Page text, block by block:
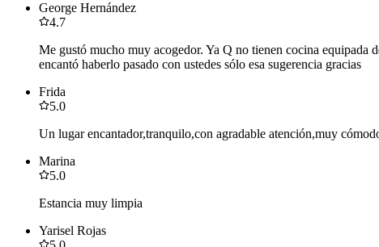
George Hernández
4.7
Me gustó mucho muy acogedor. Ya Q no tienen cocina equipada
encantó haberlo pasado con ustedes sólo esa sugerencia gracias
Frida
5.0
Un lugar encantador,tranquilo,con agradable atención,muy
Marina
5.0
Estancia muy limpia
Yarisel Rojas